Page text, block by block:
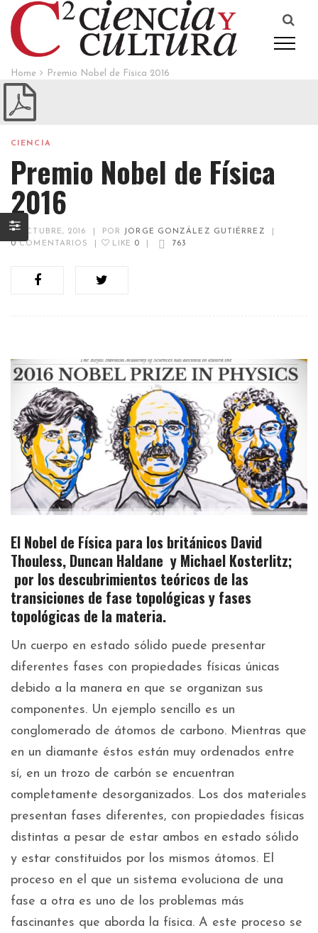
Home Premio Nobel de Física 2016
CIENCIA
Premio Nobel de Física
2016
4 OCTUBRE, 2016 POR JORGE GONZÁLEZ GUTIÉRREZ
0COMENTARIOS LIKE 0 763
El Nobel de Física para los británicos David
Thouless, Duncan Haldane y Michael Kosterlitz;
por los descubrimientos teóricos de las
transiciones de fase topológicas y fases
topológicas de la materia.
Un cuerpo en estado sólido puede presentar
diferentes fases con propiedades físicas únicas
debido a la manera en que se organizan sus
componentes. Un ejemplo sencillo es un
conglomerado de átomos de carbono. Mientras que
en un diamante éstos están muy ordenados entre
sí, en un trozo de carbón se encuentran
completamente desorganizados. Los dos materiales
presentan fases diferentes, con propiedades físicas
distintas a pesar de estar ambos en estado sólido
y estar constituidos por los mismos átomos. El
proceso en el que un sistema evoluciona de una
fase a otra es uno de los problemas más
fascinantes que aborda la física. A este proceso se